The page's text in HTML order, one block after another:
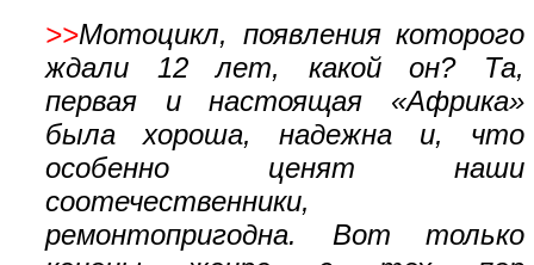
>>Мотоцикл, появления которого
ждали 12 лет, какой он? Та,
первая и настоящая «Африка»
была хороша, надежна и, что
особенно ценят наши
соотечественники,
ремонтопригодна. Вот только